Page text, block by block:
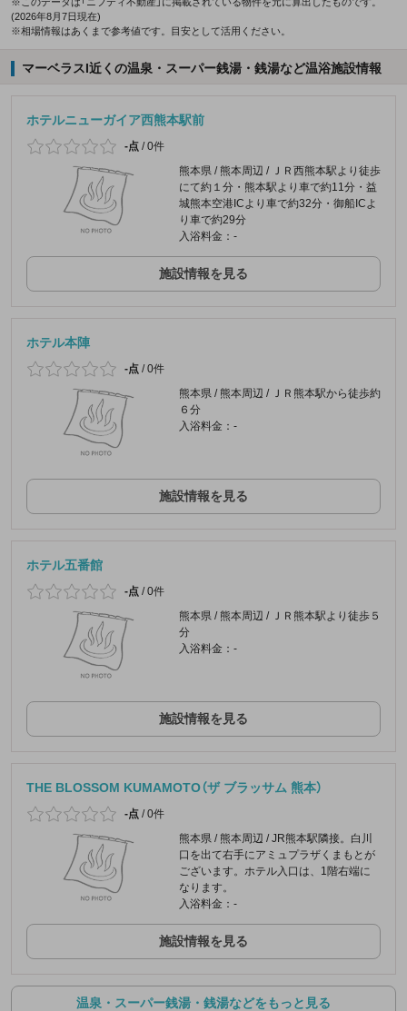
(2026年8月7日現在)
※相場情報はあくまで参考値です。目安として活用ください。
マーベラスI近くの温泉・スーパー銭湯・銭湯など温浴施設情報
ホテルニューガイア西熊本駅前
-点 /0件
熊本県 / 熊本周辺 / ＪＲ西熊本駅より徒歩
にて約１分・熊本駅より車で約11分・益
城熊本空港ICより車で約32分・御船ICよ
り車で約29分
入浴料金：-
施設情報を見る
ホテル本陣
-点 /0件
熊本県 / 熊本周辺 / ＪＲ熊本駅から徒歩約
６分
入浴料金：-
施設情報を見る
ホテル五番館
-点 /0件
熊本県 / 熊本周辺 / ＪＲ熊本駅より徒歩５
分
入浴料金：-
施設情報を見る
THE BLOSSOM KUMAMOTO（ザ ブラッサム 熊本）
-点 /0件
熊本県 / 熊本周辺 / JR熊本駅隣接。白川
口を出て右手にアミュプラザくまもとが
ございます。ホテル入口は、1階右端に
なります。
入浴料金：-
施設情報を見る
温泉・スーパー銭湯・銭湯などをもっと見る